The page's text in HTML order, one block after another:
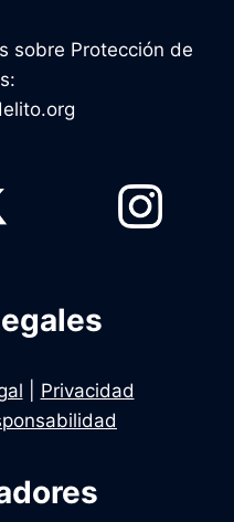
sobre Protección de
Privacidad